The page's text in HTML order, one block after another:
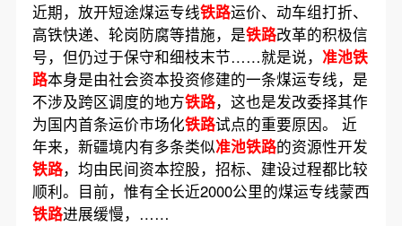
近期，放开短途煤运专线铁路运价、动车组打折、
高铁快递、轮岗防腐等措施，是铁路改革的积极信
号，但仍过于保守和细枝末节……就是说， 准池铁
路本身是由社会资本投资修建的一条煤运专线，是
不涉及跨区调度的地方铁路，这也是发改委择其作
为国内首条运价市场化铁路试点的重要原因。 近
年来，新疆境内有多条类似准池铁路的资源性开发
铁路，均由民间资本控股，招标、建设过程都比较
顺利。目前，惟有全长近2000公里的煤运专线蒙西
铁路进展缓慢，……